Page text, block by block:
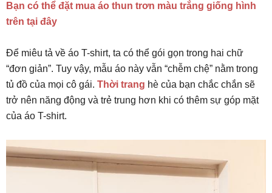
Bạn có thể đặt mua áo thun trơn màu trắng giống hình
trên tại đây
Để miêu tả về áo T-shirt, ta có thể gói gọn trong hai chữ
“đơn giản”. Tuy vậy, mẫu áo này vẫn “chễm chệ” nằm trong
tủ đồ của mọi cô gái. Thời trang hè của bạn chắc chắn sẽ
trở nên năng động và trẻ trung hơn khi có thêm sự góp mặt
của áo T-shirt.